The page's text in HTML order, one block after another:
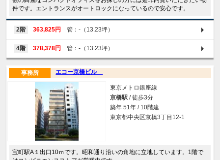
件です。エントランスがオートロックになっているので安心です。
2階 363,825円 管：-（13.23坪）
4階 378,378円 管：-（13.23坪）
エコー京橋ビル
事務所
東京メトロ銀座線
京橋駅 / 徒歩3分
築年 51年 / 10階建
東京都中央区京橋3丁目12-1
宝町駅A１出口10ｍです。昭和通り沿いの角地に立地しています。1階で